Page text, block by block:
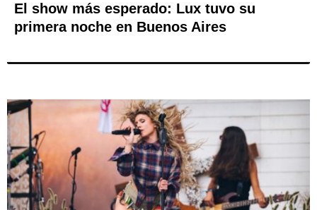
El show más esperado: Lux tuvo su
primera noche en Buenos Aires